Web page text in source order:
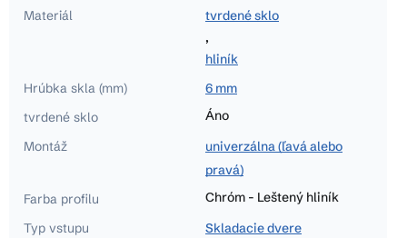
Materiál
tvrdené sklo
,
hliník
Hrúbka skla (mm)
6 mm
tvrdené sklo
Áno
Montáž
univerzálna (ľavá alebo
pravá)
Farba profilu
Chróm - Leštený hliník
Typ vstupu
Skladacie dvere